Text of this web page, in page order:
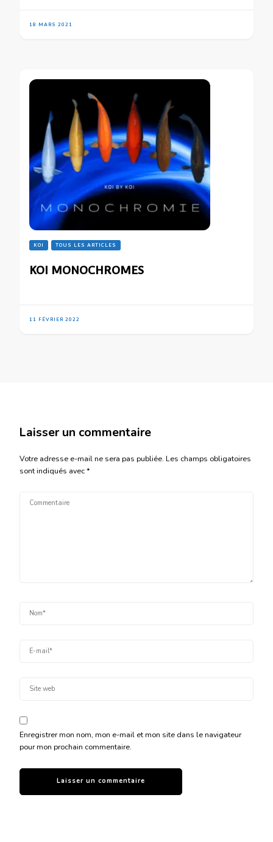
18 MARS 2021
KOI TOUS LES ARTICLES
KOI MONOCHROMES
11 FÉVRIER 2022
Laisser un commentaire
Votre adresse e-mail ne sera pas publiée. Les champs obligatoires
sont indiqués avec*
Enregistrer mon nom, mon e-mail et mon site dans le navigateur
pour mon prochain commentaire.